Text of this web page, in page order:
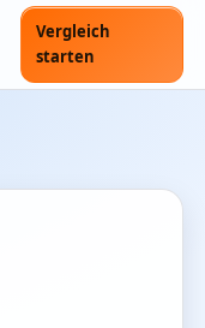
Vergleich
starten